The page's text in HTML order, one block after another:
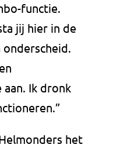
functie.
jij hier in de
Ik dronk
het